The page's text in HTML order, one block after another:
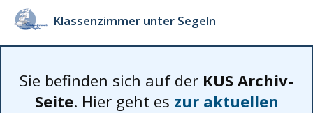
Klassenzimmer unter Segeln
Sie befinden sich auf der KUS Archiv-
Seite. Hier geht es zur aktuellen